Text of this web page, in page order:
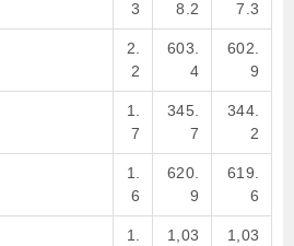
3
8.2
7.3
2.
2
603.
4
602.
9
1.
7
345.
7
344.
2
1.
6
620.
9
619.
6
1. 1,03 1,03